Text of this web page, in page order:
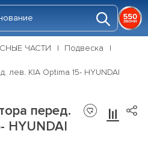
ЧАСТИ
Подвеска
лев. KIA Optima 15- HYUNDAI
перед.
HYUNDAI